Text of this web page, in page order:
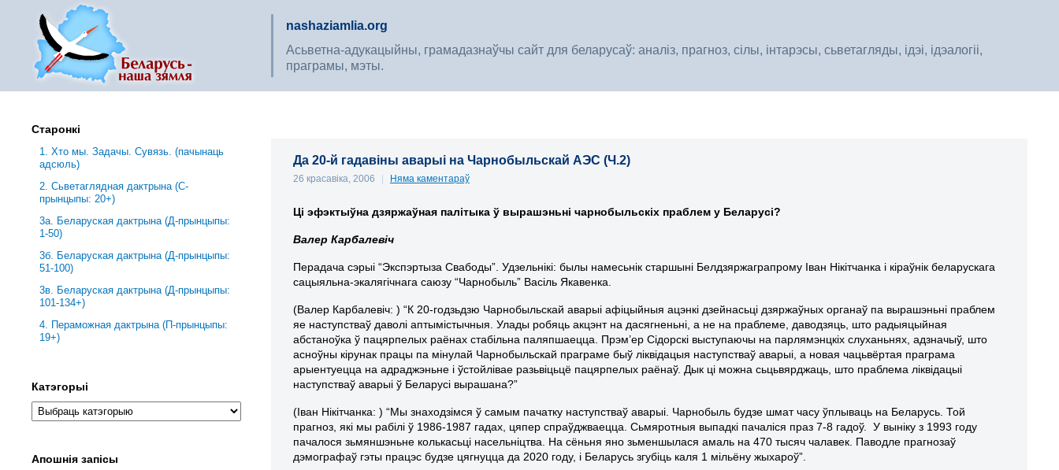
nashaziamlia.org
Асьветна-адукацыйны, грамадазнаўчы сайт для беларусаў: аналіз, прагноз, сілы, інтарэсы, сьветагляды, ідэі, ідэалогіі,
праграмы, мэты.
Да 20-й гадавіны аварыі на Чарнобыльскай АЭС (Ч.2)
26 красавіка, 2006 | Няма каментараў
Ці эфэктыўна дзяржаўная палітыка ў вырашэньні чарнобыльскіх праблем у Беларусі?
Валер Карбалевіч
Перадача сэрыі “Экспэртыза Свабоды”. Удзельнікі: былы намесьнік старшыні Белдзяржаграпрому Іван Нікітчанка і кіраўнік беларускага
сацыяльна-экалягічнага саюзу “Чарнобыль” Васіль Якавенка.
(Валер Карбалевіч: ) “К 20-годзьдзю Чарнобыльскай аварыі афіцыйныя ацэнкі дзейнасьці дзяржаўных органаў па вырашэньні праблем
яе наступстваў даволі аптымістычныя. Улады робяць акцэнт на дасягненьні, а не на праблеме, даводзяць, што радыяцыйная
абстаноўка ў пацярпелых раёнах стабільна паляпшаецца. Прэм’ер Сідорскі выступаючы на парлямэнцкіх слуханьнях, адзначыў, што
асноўны кірунак працы па мінулай Чарнобыльскай праграме быў ліквідацыя наступстваў аварыі, а новая чацьвёртая праграма
арыентуецца на адраджэньне і ўстойлівае разьвіцьцё пацярпелых раёнаў. Дык ці можна сьцьвярджаць, што праблема ліквідацыі
наступстваў аварыі ў Беларусі вырашана?”
(Іван Нікітчанка: ) “Мы знаходзімся ў самым пачатку наступстваў аварыі. Чарнобыль будзе шмат часу ўплываць на Беларусь. Той
прагноз, які мы рабілі ў 1986-1987 гадах, цяпер спраўджваецца. Сьмяротныя выпадкі пачаліся праз 7-8 гадоў. У выніку з 1993 году
пачалося зьмяншэньне колькасьці насельніцтва. На сёньня яно зьменшылася амаль на 470 тысяч чалавек. Паводле прагнозаў
дэмографаў гэты працэс будзе цягнуцца да 2020 году, і Беларусь згубіць каля 1 мільёну жыхароў”.
Старонкі
1. Хто мы. Задачы. Сувязь. (пачынаць
адсюль)
2. Сьветаглядная дактрына (С-
прынцыпы: 20+)
3a. Беларуская дактрына (Д-прынцыпы:
1-50)
3б. Беларуская дактрына (Д-прынцыпы:
51-100)
3в. Беларуская дактрына (Д-прынцыпы:
101-134+)
4. Пераможная дактрына (П-прынцыпы:
19+)
Катэгорыі
Апошнія запісы